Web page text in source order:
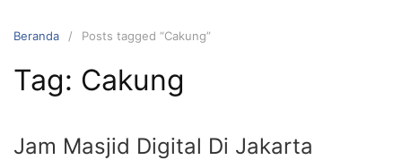
Beranda Posts tagged “Cakung”
Tag: Cakung
Jam Masjid Digital Di Jakarta